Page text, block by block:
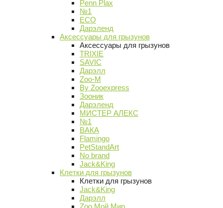
Penn Plax
№1
ECO
Дарэленд
Аксессуары для грызунов
Аксессуары для грызунов
TRIXIE
SAVIC
Дарэлл
Zoo-M
By Zooexpress
Зооник
Дарэленд
МИСТЕР АЛЕКС
№1
ВАКА
Flamingo
PetStandArt
No brand
Jack&King
Клетки для грызунов
Клетки для грызунов
Jack&King
Дарэлл
Zoo Мой Мир